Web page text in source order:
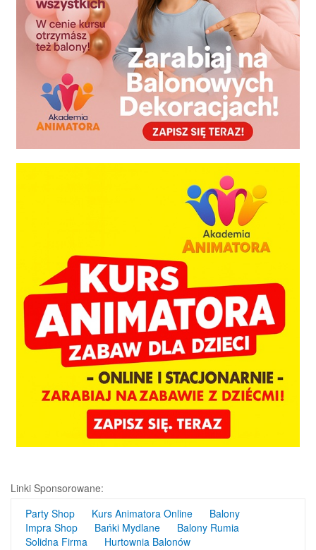
Linki Sponsorowane:
Party Shop
Kurs Animatora Online
Balony
Impra Shop
Bańki Mydlane
Balony Rumia
Solidna Firma
Hurtownia Balonów